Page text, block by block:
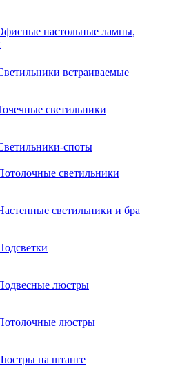
настольные лампы,
встраиваемые
светильники
споты
светильники
светильники и бра
люстры
люстры
на штанге